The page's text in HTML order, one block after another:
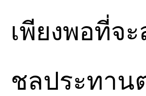
เพียงพอที่จ
ชลประทาน